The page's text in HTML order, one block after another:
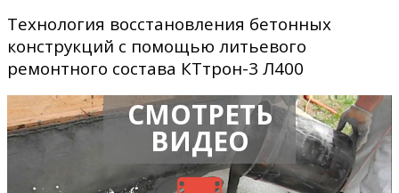
Технология восстановления бетонных
конструкций с помощью литьевого
ремонтного состава КТтрон-3 Л400
СМОТРЕТЬ
ВИДЕО